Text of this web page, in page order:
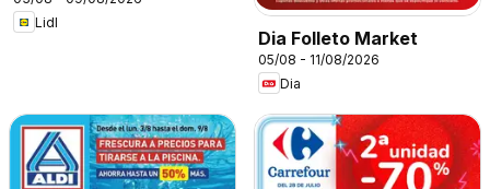
Lidl
Dia Folleto Market
05/08 - 11/08/2026
Dia